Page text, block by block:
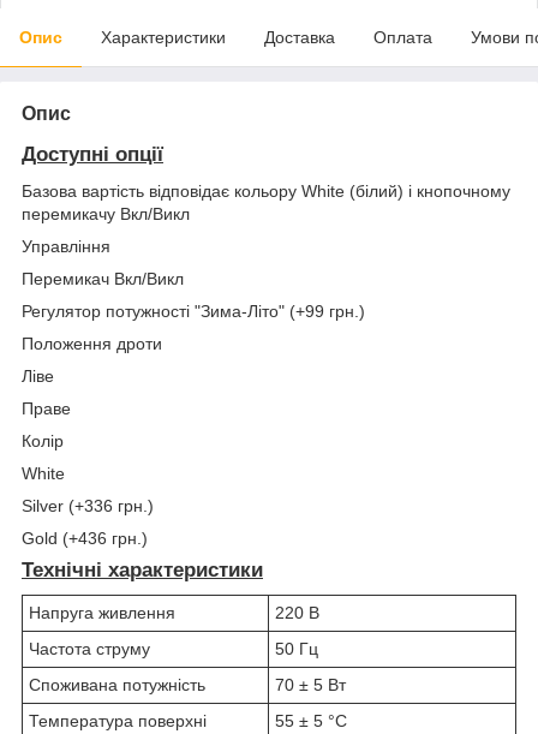
Опис Характеристики Доставка Оплата Умови
Опис
Доступні опції
Базова вартість відповідає кольору White (білий) і кнопочному
перемикачу Вкл/Викл
Управління
Перемикач Вкл/Викл
Регулятор потужності "Зима-Літо" (+99 грн.)
Положення дроти
Ліве
Праве
Колір
White
Silver (+336 грн.)
Gold (+436 грн.)
Технічні характеристики
Напруга живлення
220 В
Частота струму
50 Гц
Споживана потужність
70 ± 5 Вт
Температура поверхні
55 ± 5 °С